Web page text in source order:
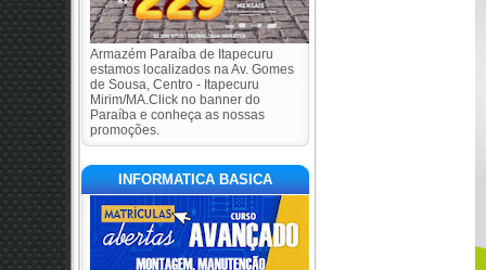
Armazém Paraíba de Itapecuru
estamos localizados na Av. Gomes
de Sousa, Centro - Itapecuru
Mirim/MA.Click no banner do
Paraíba e conheça as nossas
promoções.
INFORMATICA BASICA